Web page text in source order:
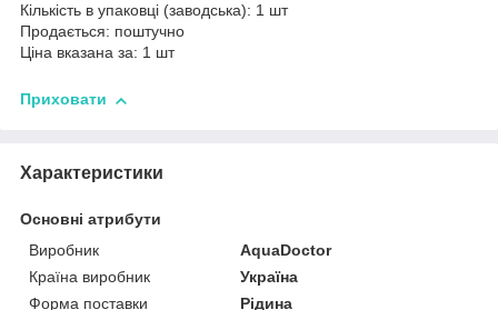
Кількість в упаковці (заводська): 1 шт
Продається: поштучно
Ціна вказана за: 1 шт
Приховати
Характеристики
Основні атрибути
Виробник
AquaDoctor
Країна виробник
Україна
Форма поставки
Рідина